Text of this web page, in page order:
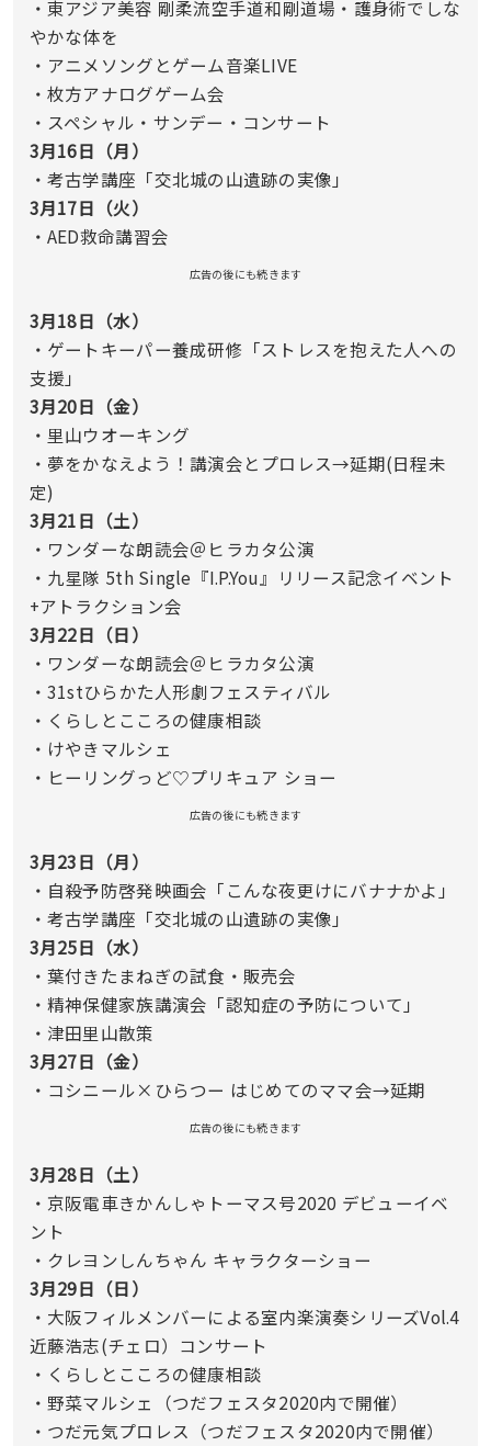
・東アジア美容 剛柔流空手道和剛道場・護身術でしな
やかな体を
・アニメソングとゲーム音楽LIVE
・枚方アナログゲーム会
・スペシャル・サンデー・コンサート
3月16日（月）
・考古学講座「交北城の山遺跡の実像」
3月17日（火）
・AED救命講習会
広告の後にも続きます
3月18日（水）
・ゲートキーパー養成研修「ストレスを抱えた人への
支援」
3月20日（金）
・里山ウオーキング
・夢をかなえよう！講演会とプロレス→延期(日程未
定)
3月21日（土）
・ワンダーな朗読会＠ヒラカタ公演
・九星隊 5th Single『I.P.You』リリース記念イベント
+アトラクション会
3月22日（日）
・ワンダーな朗読会＠ヒラカタ公演
・31stひらかた人形劇フェスティバル
・くらしとこころの健康相談
・けやきマルシェ
・ヒーリングっど♡プリキュア ショー
広告の後にも続きます
3月23日（月）
・自殺予防啓発映画会「こんな夜更けにバナナかよ」
・考古学講座「交北城の山遺跡の実像」
3月25日（水）
・葉付きたまねぎの試食・販売会
・精神保健家族講演会「認知症の予防について」
・津田里山散策
3月27日（金）
・コシニール×ひらつー はじめてのママ会→延期
広告の後にも続きます
3月28日（土）
・京阪電車きかんしゃトーマス号2020 デビューイベ
ント
・クレヨンしんちゃん キャラクターショー
3月29日（日）
・大阪フィルメンバーによる室内楽演奏シリーズVol.4
近藤浩志(チェロ）コンサート
・くらしとこころの健康相談
・野菜マルシェ（つだフェスタ2020内で開催）
・つだ元気プロレス（つだフェスタ2020内で開催）